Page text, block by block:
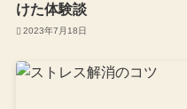
けた体験談
2023年7月18日